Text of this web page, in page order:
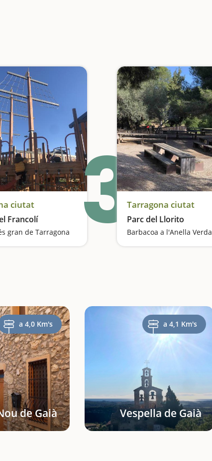
ciutat
Francolí
gran de Tarragona 3Tarragona ciutat
Parc del Llorito
Barbacoa a l'Anella Verda
a 4,0 Km's
de Gaià
a 4,1 Km's
Vespella de Gaià